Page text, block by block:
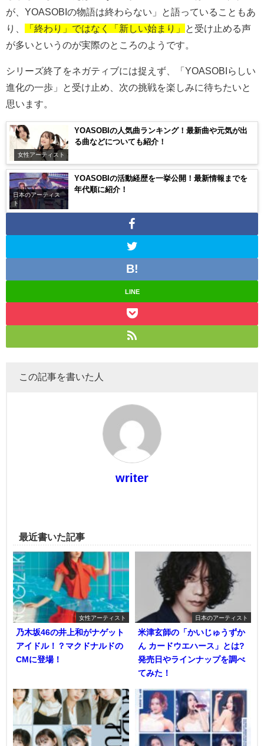
が、 YOASOBIの物語は終わらない」と語っていることもあ
り、
「終わり」ではなく「新しい始まり」
と受け止める声
が多いというのが実際のところのようです。
シリーズ終了をネガティブには捉えず、「YOASOBIらしい
進化の一歩」と受け止め、次の挑戦を楽しみに待ちたいと
思います。
女性アーティスト
YOASOBIの人気曲ランキング！最新曲や元気が出
る曲などについても紹介！
日本のアーティス
ト
YOASOBIの活動経歴を一挙公開！最新情報までを
年代順に紹介！
LINE
この記事を書いた人
writer
最近書いた記事
女性アーティスト
乃木坂46の井上和がナゲット
アイドル！？マクドナルドの
CMに登場！
日本のアーティスト
米津玄師の「かいじゅうずか
ん カードウエハース」とは?
発売日やラインナップを調べ
てみた！